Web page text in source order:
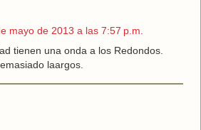
mayo de 2013 a las 7:57 p.m.
tienen una onda a los Redondos.
laargos.